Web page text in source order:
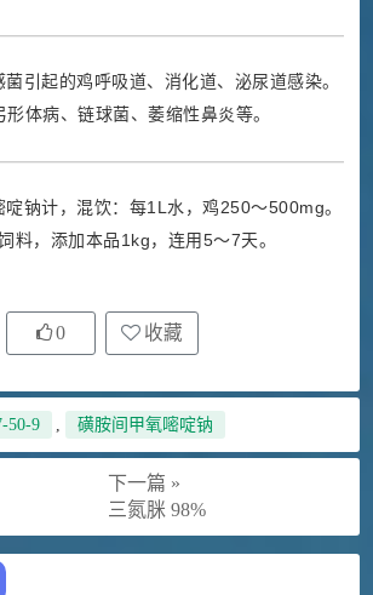
引起的鸡呼吸道、消化道、泌尿道感染。
体病、链球菌、萎缩性鼻炎等。
啶钠计，混饮：每1L水，鸡250～500mg。
料，添加本品1kg，连用5～7天。
0 收藏
50-9 , 磺胺间甲氧嘧啶钠
下一篇 »
三氮脒 98%